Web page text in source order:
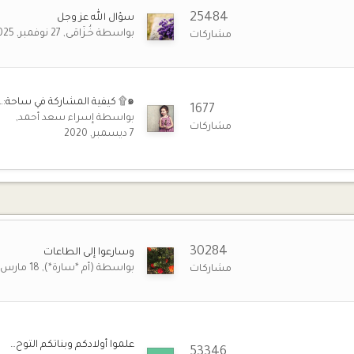
28 مارس 9:40 ص
أجمعين اللهم أعتق رقابنا من النار واسترنا فوق الأرض وتحت الأرض ويوم
والإيمان والعتق من النار وانصر المسلمين وأعز الإسلام والمسلمين
27 مارس 12:33 ص
عثرته، وعظم توكله، واطمأن قلبه، وبُشر بعتقه، وقيل له ادخل من أي أبواب
25484
مشاركات
سؤال الله عز وجل
بواسطة خُـزَامَى 27 نوفمبر, 2025
1677
مشاركات
๑۩ كيفية المشاركة في ساحة:…
بواسطة إسراء سعد أحمد
7 ديسمبر, 2020
30284
مشاركات
وسارعوا إلى الطاعات
بواسطة (أم *سارة*) 18 مارس
علموا أوﻻدكم وبناتكم التوح…